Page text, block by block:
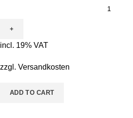
Ausmalen
-
Carli
quantity
incl. 19% VAT
zzgl. Versandkosten
ADD TO CART